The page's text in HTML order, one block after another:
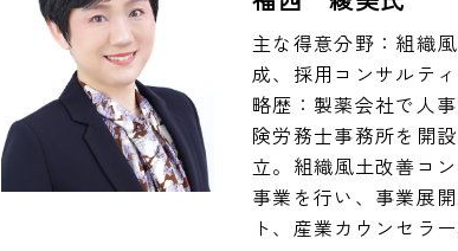
主な得意分野：組織
成、採用コンサルテ
略歴：製薬会社で人
険労務士事務所を開
立。組織風土改善コ
事業を行い、事業展
ト、産業カウンセラ